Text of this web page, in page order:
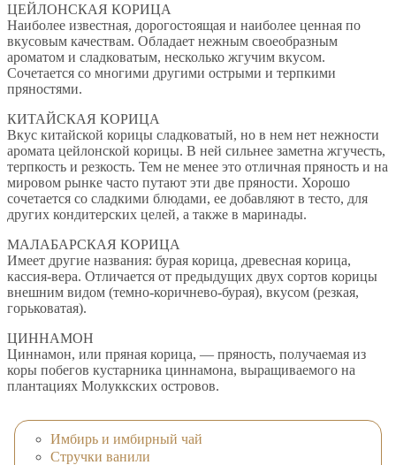
ЦЕЙЛОНСКАЯ КОРИЦА
Наиболее известная, дорогостоящая и наиболее ценная по
вкусовым качествам. Обладает нежным своеобразным
ароматом и сладковатым, несколько жгучим вкусом.
Сочетается со многими другими острыми и терпкими
пряностями.
КИТАЙСКАЯ КОРИЦА
Вкус китайской корицы сладковатый, но в нем нет нежности
аромата цейлонской корицы. В ней сильнее заметна жгучесть,
терпкость и резкость. Тем не менее это отличная пряность и на
мировом рынке часто путают эти две пряности. Хорошо
сочетается со сладкими блюдами, ее добавляют в тесто, для
других кондитерских целей, а также в маринады.
МАЛАБАРСКАЯ КОРИЦА
Имеет другие названия: бурая корица, древесная корица,
кассия-вера. Отличается от предыдущих двух сортов корицы
внешним видом (темно-коричнево-бурая), вкусом (резкая,
горьковатая).
ЦИННАМОН
Циннамон, или пряная корица, — пряность, получаемая из
коры побегов кустарника циннамона, выращиваемого на
плантациях Молуккских островов.
Имбирь и имбирный чай
Стручки ванили